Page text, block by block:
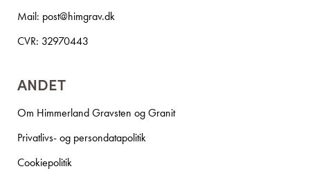
Mail: post@himgrav.dk
CVR: 32970443
ANDET
Om Himmerland Gravsten og Granit
Privatlivs- og persondatapolitik
Cookiepolitik